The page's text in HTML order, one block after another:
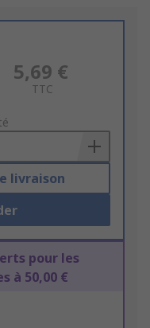
5,69 €
TTC
livraison
pour les
à 50,00 €